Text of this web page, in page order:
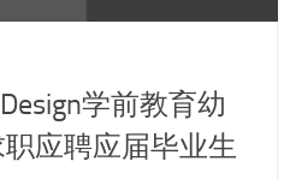
学前教育幼
应聘应届毕业生